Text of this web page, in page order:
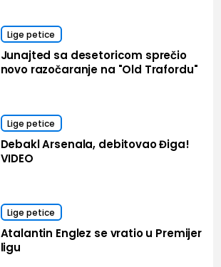
Lige petice
Junajted sa desetoricom sprečio
novo razočaranje na "Old Trafordu"
Lige petice
Debakl Arsenala, debitovao Điga!
VIDEO
Lige petice
Atalantin Englez se vratio u Premijer
ligu